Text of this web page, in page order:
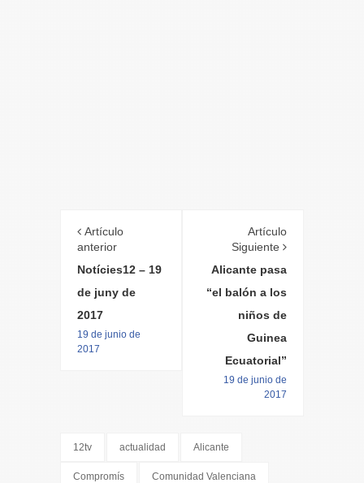
Artículo
anterior
Notícies12 – 19
de juny de
2017
19 de junio de
2017
Artículo
Siguiente
Alicante pasa
“el balón a los
niños de
Guinea
Ecuatorial”
19 de junio de
2017
12tv actualidad Alicante
Compromís Comunidad Valenciana